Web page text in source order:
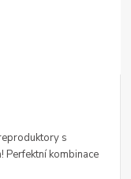
s
Perfektní kombinace